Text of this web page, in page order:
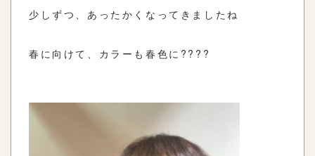
少しずつ、あったかくなってきましたね
春に向けて、カラーも春色に????